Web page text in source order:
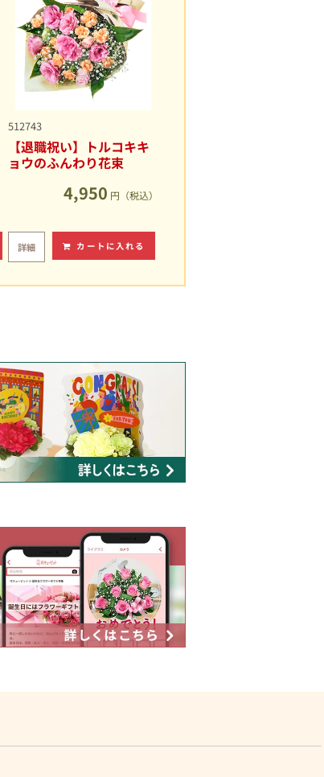
512743
【退職祝い】トルコキキ
ョウのふんわり花束
4,950 円（税込）
詳細 カートに入れる